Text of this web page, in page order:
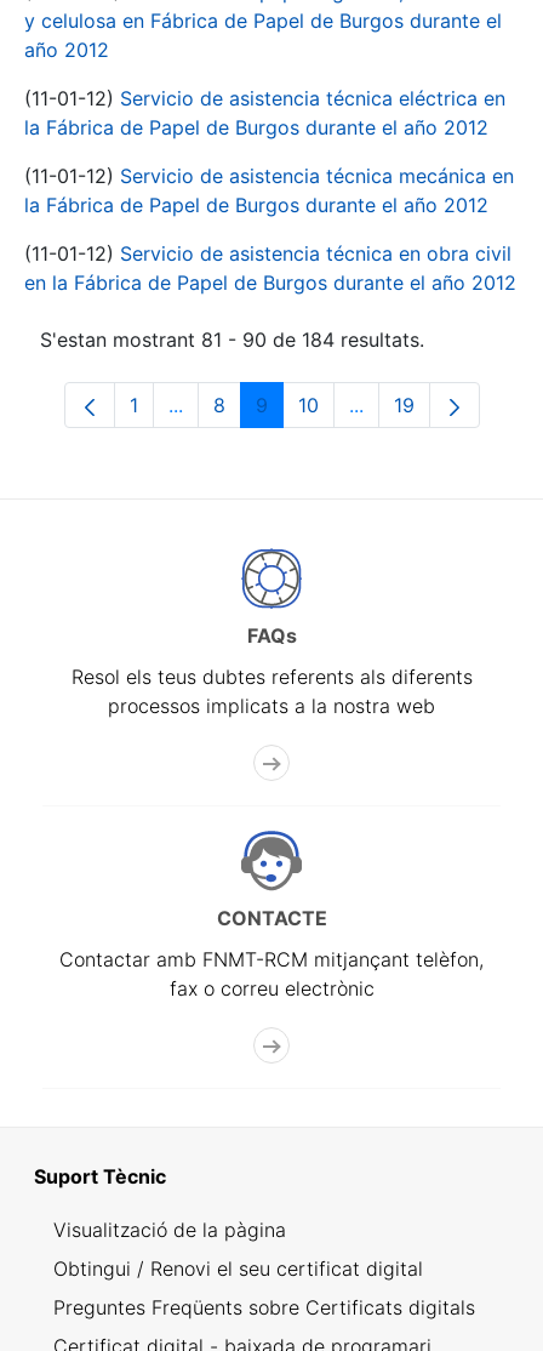
y celulosa en Fábrica de Papel de Burgos durante el
año 2012
(11-01-12) Servicio de asistencia técnica eléctrica en
la Fábrica de Papel de Burgos durante el año 2012
(11-01-12) Servicio de asistencia técnica mecánica en
la Fábrica de Papel de Burgos durante el año 2012
(11-01-12) Servicio de asistencia técnica en obra civil
en la Fábrica de Papel de Burgos durante el año 2012
S'estan mostrant 81 - 90 de 184 resultats.
Pàgina
1 ...Pàgines intermèdies Utilitzeu TAB per
Pàgina
8 Pàgina
9 Pàgina
10 ...PàginesPàgina
19
FAQs
Resol els teus dubtes referents als diferents
processos implicats a la nostra web
CONTACTE
Contactar amb FNMT-RCM mitjançant telèfon,
fax o correu electrònic
Suport Tècnic
Visualització de la pàgina
Obtingui / Renovi el seu certificat digital
Preguntes Freqüents sobre Certificats digitals
Certificat digital - baixada de programari